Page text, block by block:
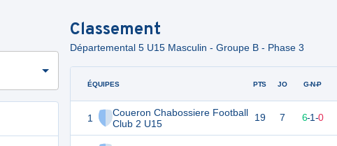
Classement
Départemental 5 U15 Masculin - Groupe B - Phase 3
ÉQUIPES
1
Coueron Chabossiere Football
Club 2 U15
PTS JO G-N-P
19 7 6-1-0